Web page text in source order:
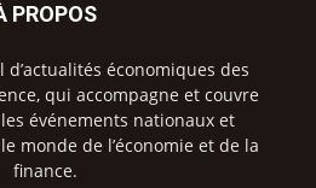
PROPOS
économiques des
qui accompagne et couvre
événements nationaux et
monde de l’économie et de la
finance.